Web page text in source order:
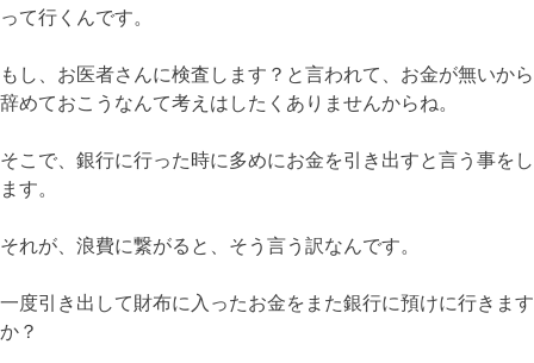
って行くんです。
もし、お医者さんに検査します？と言われて、お金が無いから
辞めておこうなんて考えはしたくありませんからね。
そこで、銀行に行った時に多めにお金を引き出すと言う事をし
ます。
それが、浪費に繋がると、そう言う訳なんです。
一度引き出して財布に入ったお金をまた銀行に預けに行きます
か？